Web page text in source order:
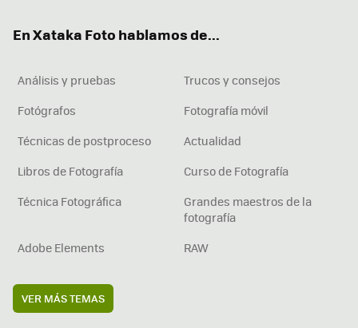
En Xataka Foto hablamos de...
Análisis y pruebas
Trucos y consejos
Fotógrafos
Fotografía móvil
Técnicas de postproceso
Actualidad
Libros de Fotografía
Curso de Fotografía
Técnica Fotográfica
Grandes maestros de la
fotografía
Adobe Elements
RAW
VER MÁS TEMAS